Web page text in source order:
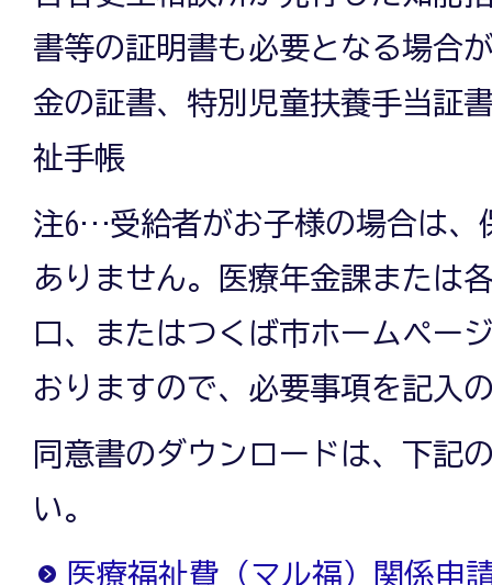
書等の証明書も必要となる場合
金の証書、特別児童扶養手当証
祉手帳
注6…受給者がお子様の場合は、
ありません。医療年金課または
口、またはつくば市ホームペー
おりますので、必要事項を記入
同意書のダウンロードは、下記
い。
医療福祉費（マル福）関係申